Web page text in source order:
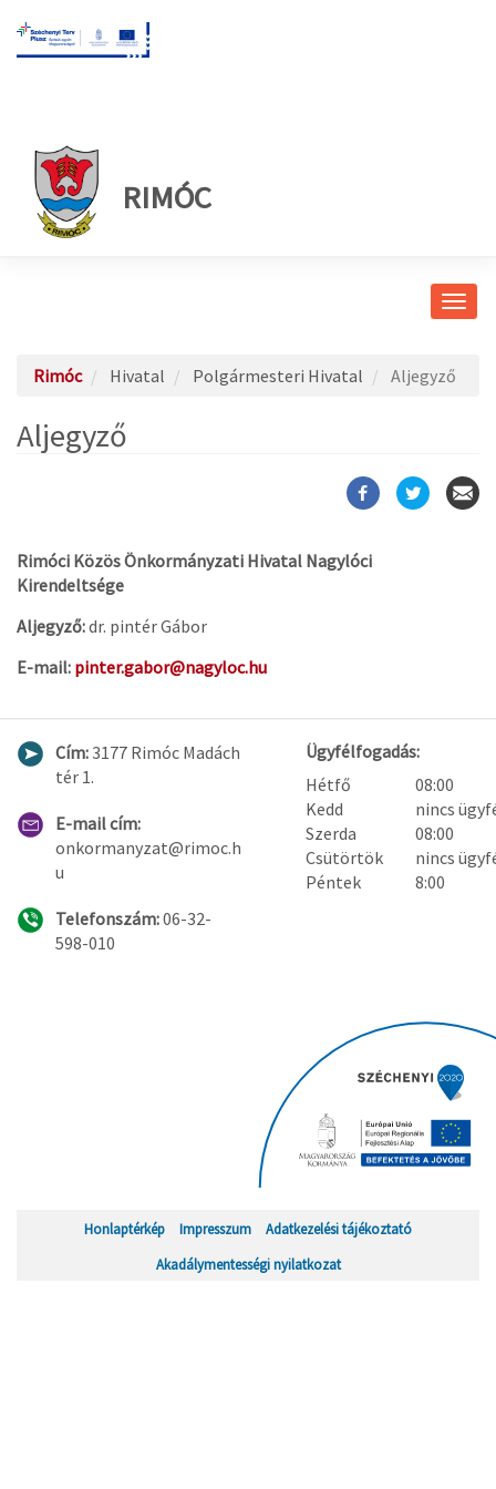
RIMÓC
Rimóc Hivatal Polgármesteri Hivatal Aljegyző
Aljegyző
Rimóci Közös Önkormányzati Hivatal Nagylóci
Kirendeltsége
Aljegyző:dr. pintér Gábor
E-mail: pinter.gabor@nagyloc.hu
Cím:3177 Rimóc Madách
tér 1.
E-mail cím:
onkormanyzat@rimoc.h
u
Telefonszám:06-32-
598-010
Ügyfélfogadás:
Hétfő
08:00
Kedd
nincs
Szerda
08:00
Csütörtök
nincs
Péntek
8:00
Honlaptérkép Impresszum
Adatkezelési tájékoztató
Akadálymentességi nyilatkozat